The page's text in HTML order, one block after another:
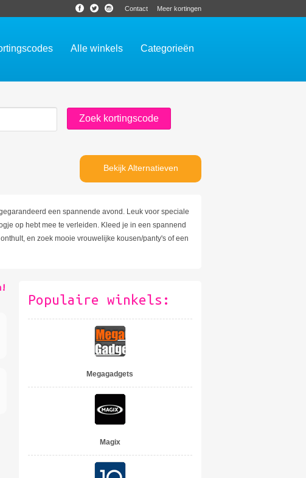
Contact Meer kortingen
Alle winkels Categorieën
Bekijk Alternatieven
een spannende avond. Leuk voor speciale
op hebt mee te verleiden. Kleed je in een spannend
en zoek mooie vrouwelijke kousen/panty's of een
Populaire winkels:
Megagadgets
Magix